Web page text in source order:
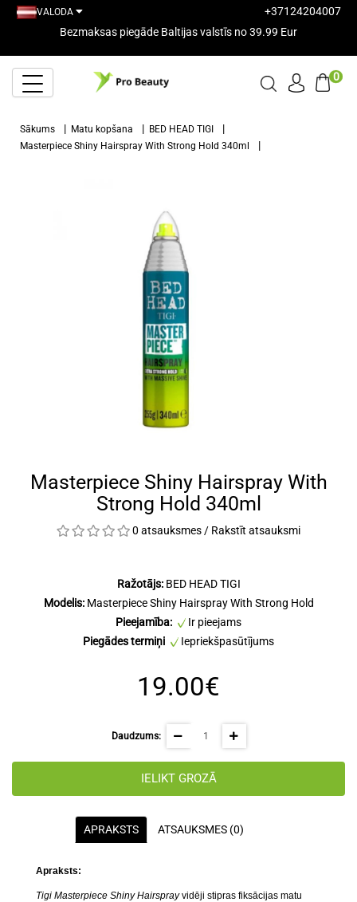
VALODA
+37124204007
Bezmaksas piegāde Baltijas valstīs no 39.99 Eur
0
Sākums Matu kopšana
BED HEAD TIGI
Masterpiece Shiny Hairspray With Strong Hold 340ml
Masterpiece Shiny Hairspray With
Strong Hold 340ml
0 atsauksmes / Rakstīt atsauksmi
Ražotājs: BED HEAD TIGI
Modelis:Masterpiece Shiny Hairspray With Strong Hold
Pieejamība:
Ir pieejams
Piegādes termiņi
Iepriekšpasūtījums
19.00€
Daudzums:
IELIKT GROZĀ
APRAKSTS ATSAUKSMES (0)
Apraksts:
Tigi Masterpiece Shiny Hairsprayvidēji stipras fiksācijas matu